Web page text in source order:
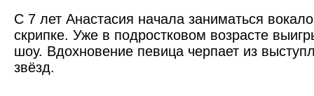
С 7 лет Анастасия начала заниматься
скрипке. Уже в подростковом возрасте
шоу. Вдохновение певица черпает из
звёзд.